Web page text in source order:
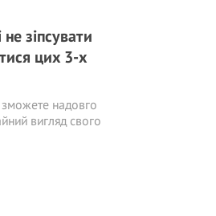
зіпсувати
цих 3-х
надовго
вигляд свого